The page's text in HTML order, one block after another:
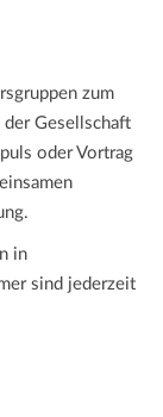
zum
der Gesellschaft
oder Vortrag
in
sind jederzeit